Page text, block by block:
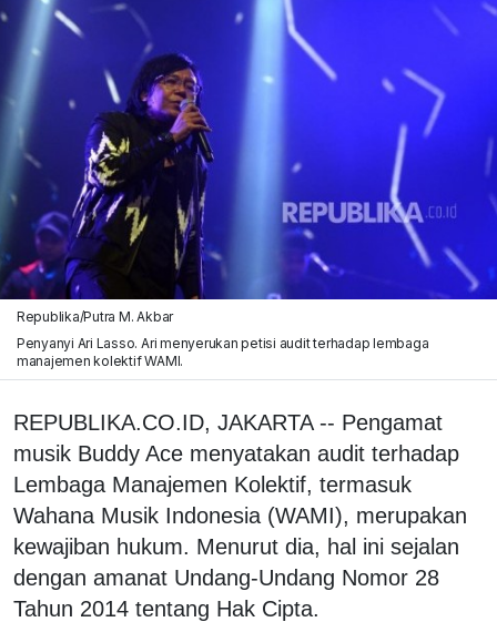
Republika/Putra M. Akbar
Penyanyi Ari Lasso. Ari menyerukan petisi audit terhadap lembaga
manajemen kolektif WAMI.
REPUBLIKA.CO.ID, JAKARTA -- Pengamat
musik Buddy Ace menyatakan audit terhadap
Lembaga Manajemen Kolektif, termasuk
Wahana Musik Indonesia (WAMI), merupakan
kewajiban hukum. Menurut dia, hal ini sejalan
dengan amanat Undang-Undang Nomor 28
Tahun 2014 tentang Hak Cipta.